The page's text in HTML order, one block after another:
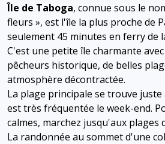
Île de Taboga, connue sous le
fleurs », est l'île la plus proche de
seulement 45 minutes en ferry de
C'est une petite île charmante
pêcheurs historique, de belles
atmosphère décontractée.
La plage principale se trouve
est très fréquentée le week-end.
calmes, marchez jusqu'aux plages
La randonnée au sommet d'une